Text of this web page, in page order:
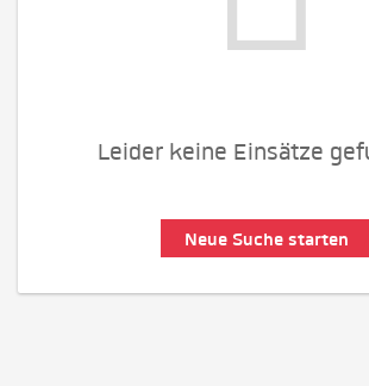
Leider keine Einsätze
Neue Suche starten